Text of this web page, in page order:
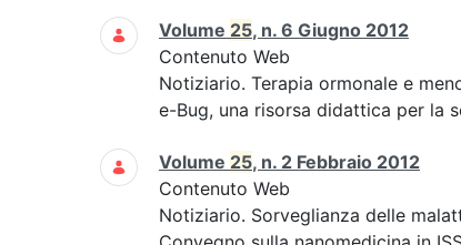
Volume 25, n. 6 Giugno 2012
Contenuto Web
Notiziario. Terapia ormonale e
e-Bug, una risorsa didattica per la
Volume 25, n. 2 Febbraio 2012
Contenuto Web
Notiziario. Sorveglianza delle